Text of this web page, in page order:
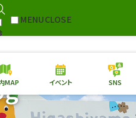
MENUCLOSE
本日の開園情報 チケ
MAP イベント SNS